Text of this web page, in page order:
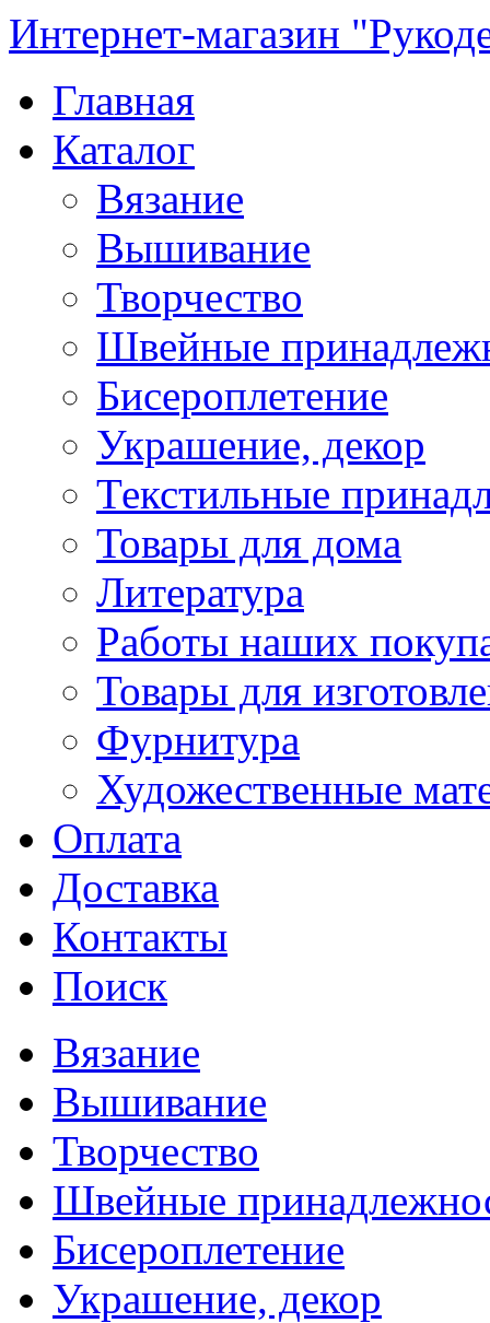
Интернет-магазин
Главная
Каталог
Вязание
Вышивание
Творчество
Швейные
Бисероплетение
Украшение, декор
Текстильные
Товары для дома
Литература
Работы наших
Товары для
Фурнитура
Художественные
Оплата
Доставка
Контакты
Поиск
Вязание
Вышивание
Творчество
Швейные
Бисероплетение
Украшение, декор